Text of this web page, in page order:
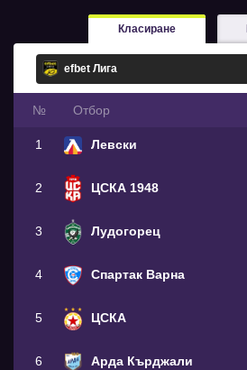
Класиране
№ Oтбор
1 Левски
2 ЦСКА 1948
3 Лудогорец
4 Спартак Варна
5 ЦСКА
6 Арда Кърджали